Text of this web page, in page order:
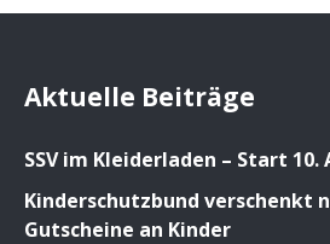
Aktuelle Beiträge
SSV im Kleiderladen – Start 10.
Kinderschutzbund verschenkt
Gutscheine an Kinder